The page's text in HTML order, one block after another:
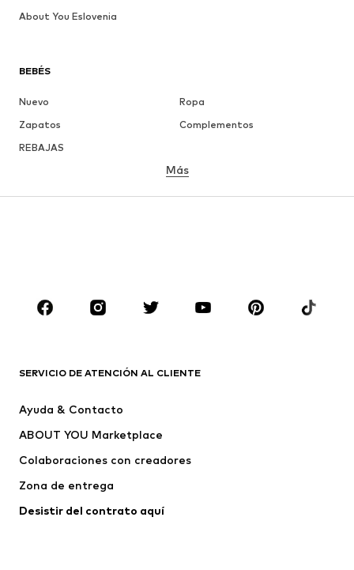
BEBÉS
Nuevo
Ropa
Zapatos
Complementos
REBAJAS
MARCAS
PUMA
ADIDAS SPORTSWEAR
Hust & Claire
Más
SERVICIO DE ATENCIÓN AL CLIENTE
Ayuda & Contacto
ABOUT YOU Marketplace
Colaboraciones con creadores
Zona de entrega
Desistir del contrato aquí
About You Eslovenia